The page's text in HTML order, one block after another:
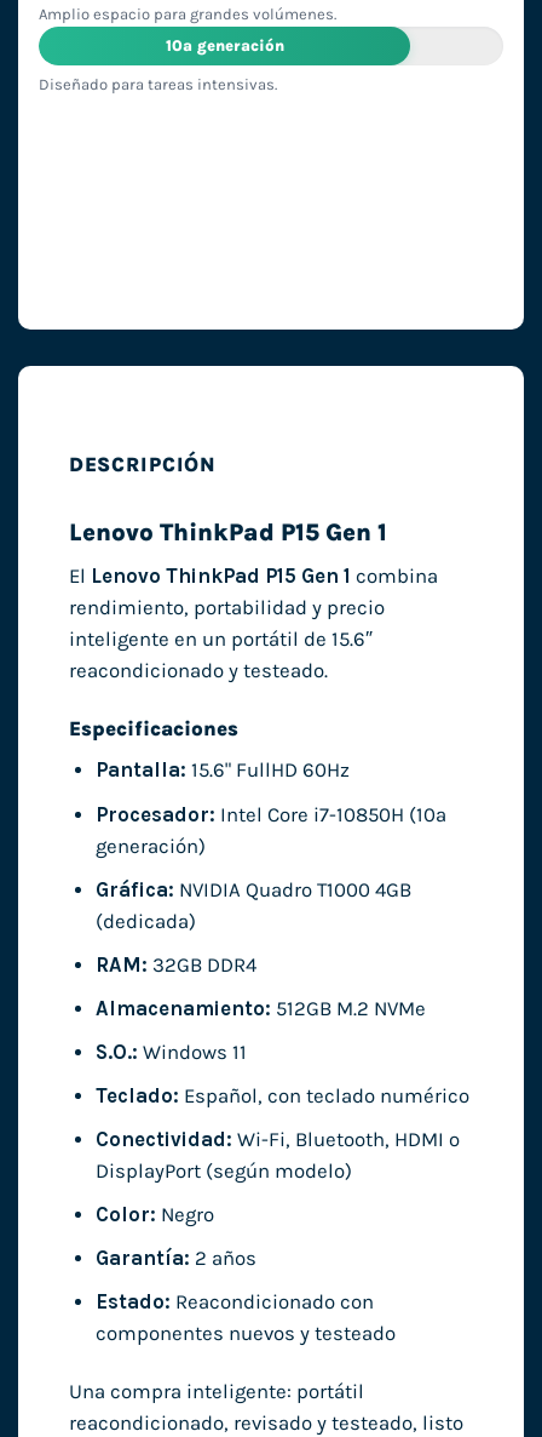
Amplio espacio para grandes volúmenes.
10ª generación
Diseñado para tareas intensivas.
DESCRIPCIÓN
Lenovo ThinkPad P15 Gen 1
El Lenovo ThinkPad P15 Gen 1 combina
rendimiento, portabilidad y precio
inteligente en un portátil de 15.6″
reacondicionado y testeado.
Especificaciones
Pantalla: 15.6" FullHD 60Hz
Procesador: Intel Core i7-10850H (10ª
generación)
Gráfica: NVIDIA Quadro T1000 4GB
(dedicada)
RAM: 32GB DDR4
Almacenamiento: 512GB M.2 NVMe
S.O.: Windows 11
Teclado: Español, con teclado numérico
Conectividad: Wi-Fi, Bluetooth, HDMI o
DisplayPort (según modelo)
Color: Negro
Garantía: 2 años
Estado: Reacondicionado con
componentes nuevos y testeado
Una compra inteligente: portátil
reacondicionado, revisado y testeado, listo